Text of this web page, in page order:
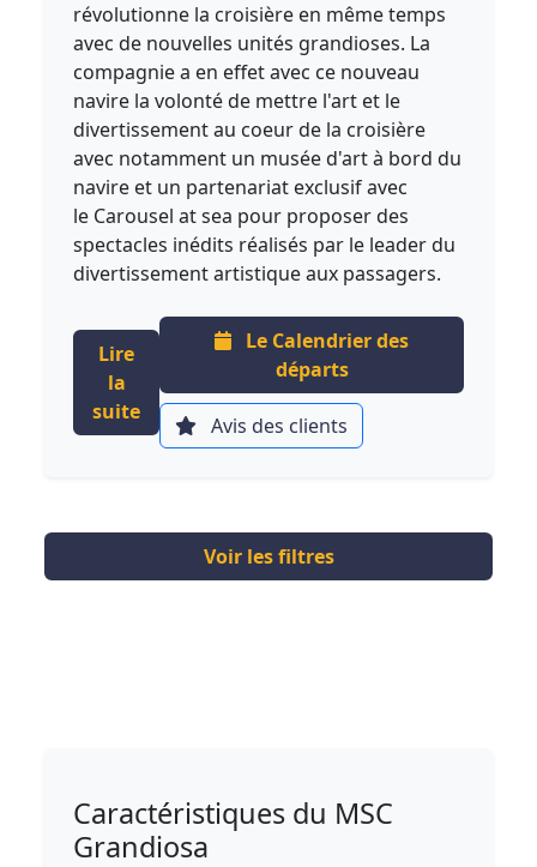
révolutionne la croisière en même temps
avec de nouvelles unités grandioses. La
compagnie a en effet avec ce nouveau
navire la volonté de mettre l'art et le
divertissement au coeur de la croisière
avec notamment un musée d'art à bord du
navire et un partenariat exclusif avec
le Carousel at sea pour proposer des
spectacles inédits réalisés par le leader du
divertissement artistique aux passagers.
Lire
la
suite
Le Calendrier des
départs
Avis des clients
Voir les filtres
Caractéristiques du MSC
Grandiosa